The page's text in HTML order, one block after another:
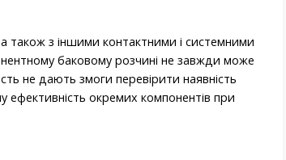
також з іншими контактними і системними
баковому розчині не завжди може
не дають змоги перевірити наявність
ефективність окремих компонентів при